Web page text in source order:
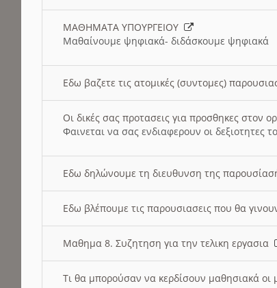
ΜΑΘΗΜΑΤΑ ΥΠΟΥΡΓΕΙΟΥ
Μαθαίνουμε ψηφιακά- διδάσκουμε ψηφιακά
Εδω βαζετε τις ατομικές (συντομες)
Οι δικές σας προτασεις για προσθηκες
Φαινεται να σας ενδιαφερουν οι δεξιοτητες
Εδω δηλώνουμε τη διευθυνση της
Εδω βλέπουμε τις παρουσιασεις που θα
Μαθημα 8. Συζητηση για την τελικη εργασια
Τι θα μπορούσαν να κερδίσουν μαθησιακά